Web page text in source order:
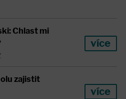
Chlast mi
více
zajistit
více